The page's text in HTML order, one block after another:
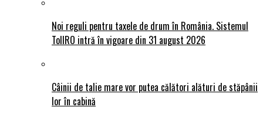
Noi reguli pentru taxele de drum în România. Sistemul
TollRO intră în vigoare din 31 august 2026
Câinii de talie mare vor putea călători alături de stăpânii
lor în cabină